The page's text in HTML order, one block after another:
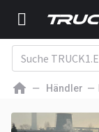
Händler